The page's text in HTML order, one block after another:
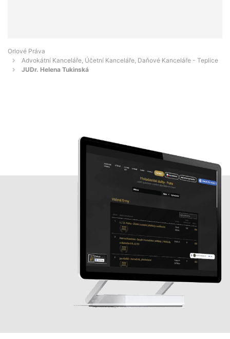
Orlové Práva
Advokátní Kanceláře, Účetní Kanceláře, Daňové Kanceláře - Teplice
JUDr. Helena Tukinská